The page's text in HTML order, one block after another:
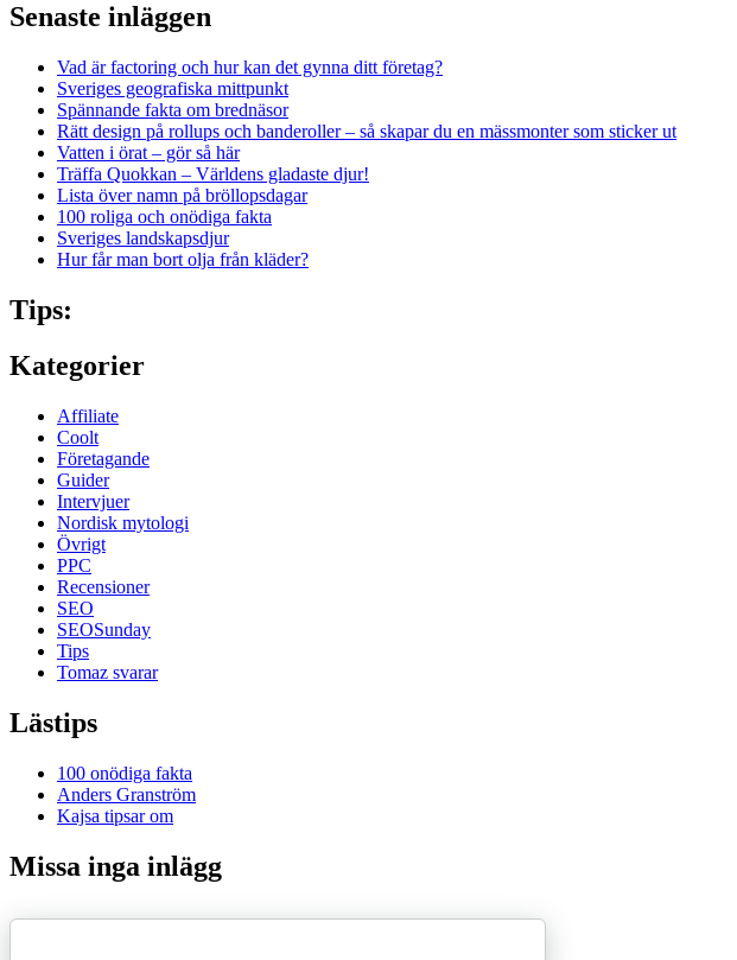
Senaste inläggen
Vad är factoring och hur kan det gynna ditt företag?
Sveriges geografiska mittpunkt
Spännande fakta om brednäsor
Rätt design på rollups och banderoller – så skapar du en mässmonter som sticker ut
Vatten i örat – gör så här
Träffa Quokkan – Världens gladaste djur!
Lista över namn på bröllopsdagar
100 roliga och onödiga fakta
Sveriges landskapsdjur
Hur får man bort olja från kläder?
Tips:
Kategorier
Affiliate
Coolt
Företagande
Guider
Intervjuer
Nordisk mytologi
Övrigt
PPC
Recensioner
SEO
SEOSunday
Tips
Tomaz svarar
Lästips
100 onödiga fakta
Anders Granström
Kajsa tipsar om
Missa inga inlägg